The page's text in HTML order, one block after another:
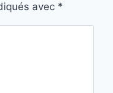
avec *